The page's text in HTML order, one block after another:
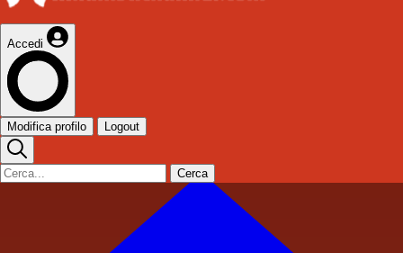
Accedi
Modifica profilo Logout
Cerca